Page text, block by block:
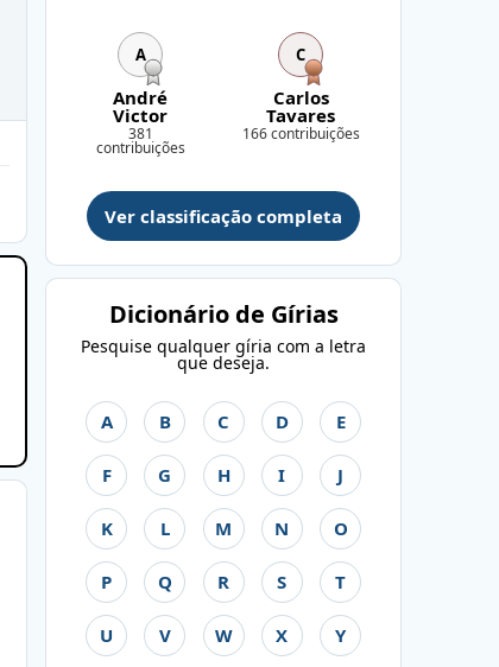
A
André
Victor
381
contribuições
C
Carlos
Tavares
166 contribuições
Ver classificação completa
Dicionário de Gírias
Pesquise qualquer gíria com a letra
que deseja.
A B C D E
F G H I J
K L M N O
P Q R S T
U V W X Y